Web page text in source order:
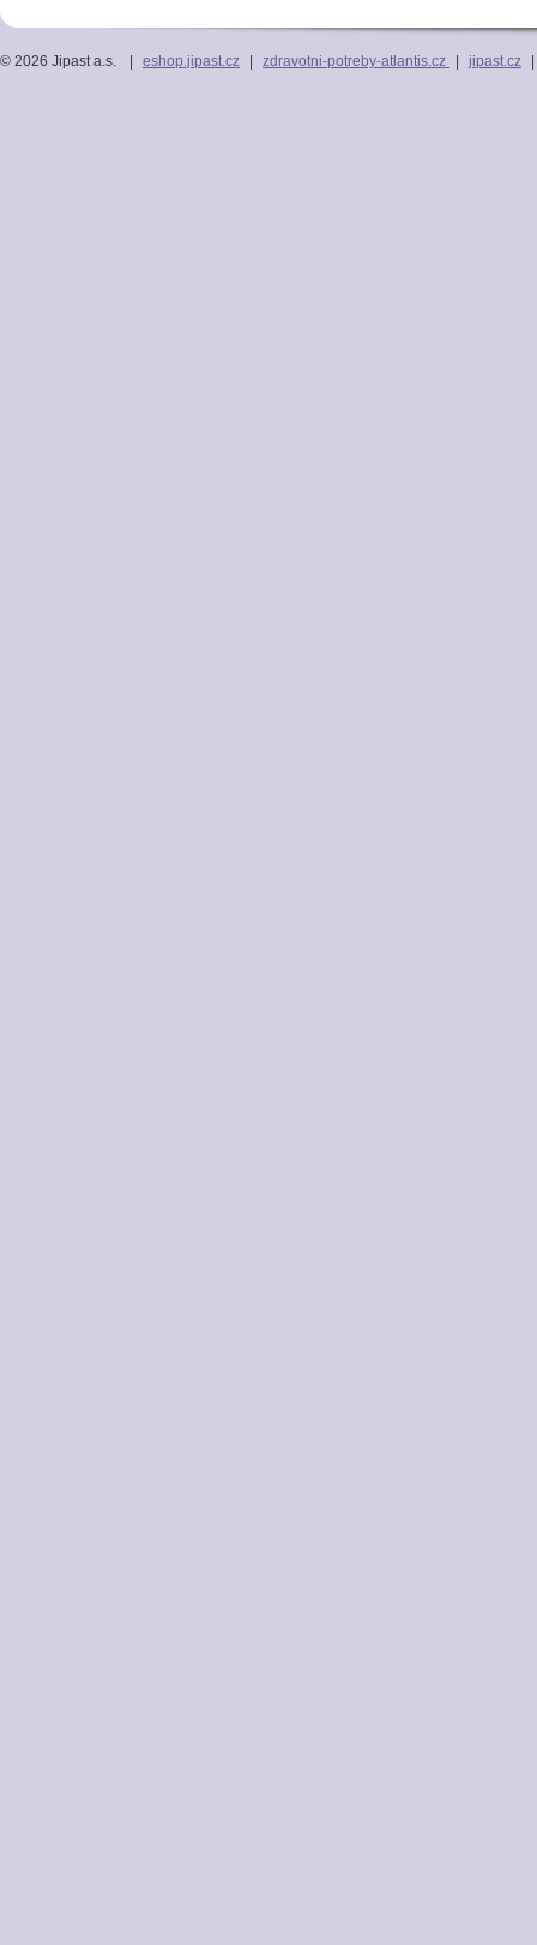
eshop.jipast.cz zdravotni-potreby-atlantis.cz jipast.cz
© 2026 Jipast a.s.